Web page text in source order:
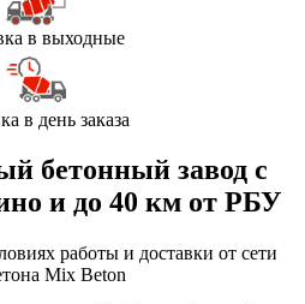
в выходные
в день заказа
бетонный завод с
и до 40 км от РБУ
работы и доставки от сети
Mix Beton